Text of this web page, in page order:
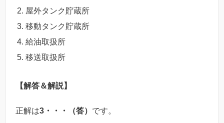
屋外タンク貯蔵所
移動タンク貯蔵所
給油取扱所
移送取扱所
【解答＆解説】
正解は3・・・（答） です。